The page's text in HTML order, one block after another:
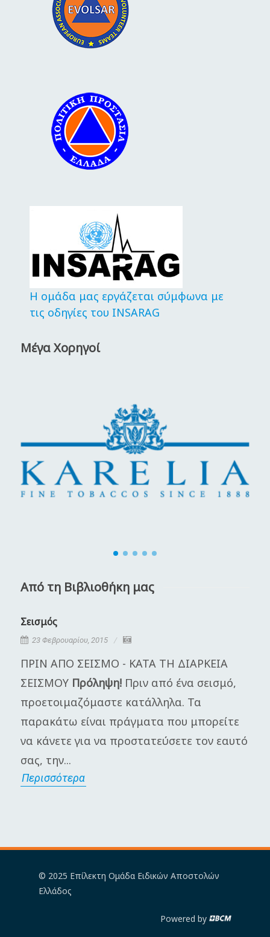
Η ομάδα μας εργάζεται σύμφωνα με
τις οδηγίες του INSARAG
Μέγα Χορηγοί
Από τη Βιβλιοθήκη μας
Σεισμός
23 Φεβρουαρίου, 2015
ΠΡΙΝ ΑΠΟ ΣΕΙΣΜΟ - ΚΑΤΑ ΤΗ ΔΙΑΡΚΕΙΑ
ΣΕΙΣΜΟΥ Πρόληψη! Πριν από ένα σεισμό,
προετοιμαζόμαστε κατάλληλα. Τα
παρακάτω είναι πράγματα που μπορείτε
να κάνετε για να προστατεύσετε τον εαυτό
σας, την...
Περισσότερα
© 2025 Επίλεκτη Ομάδα Ειδικών Αποστολών
Ελλάδος
Powered by